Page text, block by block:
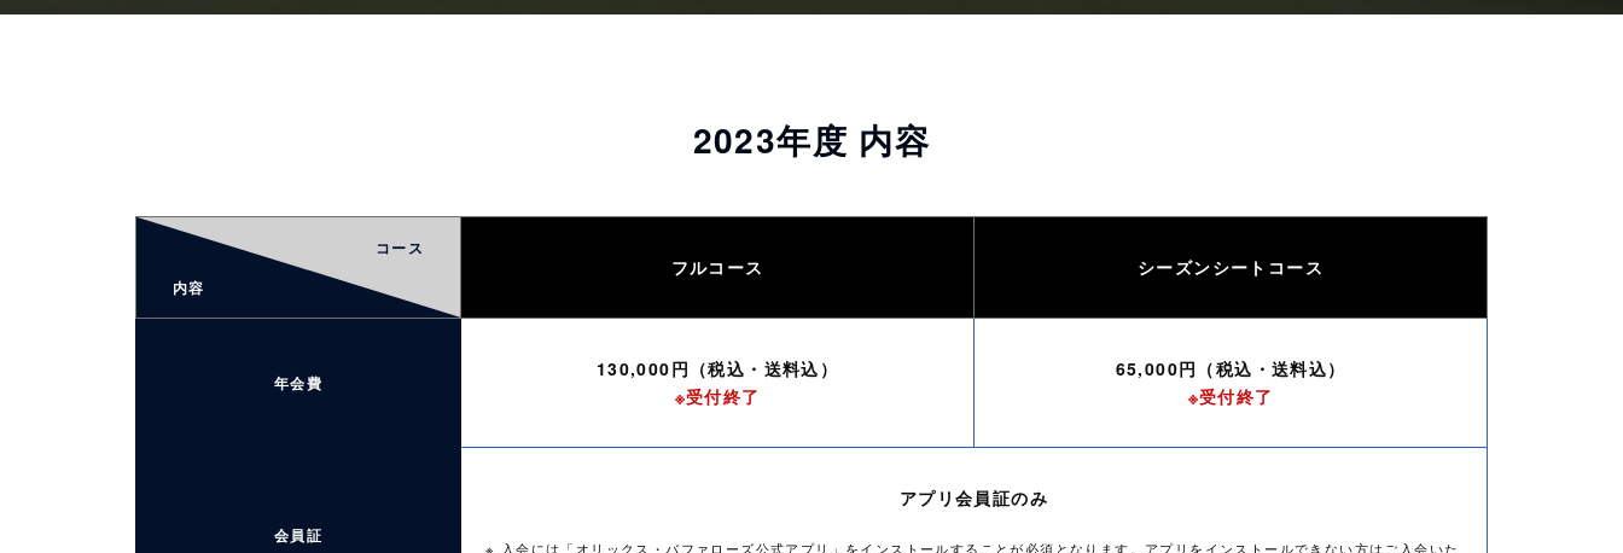
2023年度 内容
内容
コース
フルコース シーズンシートコース
年会費
130,000円（税込・送料込）
※受付終了
65,000円（税込・送料込）
※受付終了
会員証
アプリ会員証のみ
入会には「オリックス・バファローズ公式アプリ」をインストールすることが必須となります。アプリをインストールできない方はご入会いた